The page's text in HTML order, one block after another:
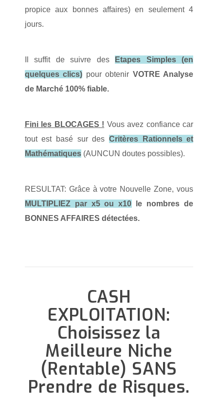
propice aux bonnes affaires) en seulement 4
jours.
Il suffit de suivre des
Etapes Simples (en
quelques clics) pour obtenir VOTRE Analyse
de Marché 100% fiable.
Fini les BLOCAGES ! Vous avez confiance car
tout est basé sur desCritères Rationnels et
Mathématiques(AUNCUN doutes possibles).
RESULTAT: Grâce à votre Nouvelle Zone, vous
MULTIPLIEZ par x5 ou x10 le nombres de
BONNES AFFAIRES détectées.
CASH
EXPLOITATION:
Choisissez la
Meilleure Niche
(Rentable) SANS
Prendre de Risques.